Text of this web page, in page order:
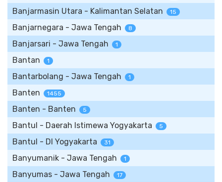
Banjarmasin Utara - Kalimantan Selatan 15
Banjarnegara - Jawa Tengah 8
Banjarsari - Jawa Tengah 1
Bantan 1
Bantarbolang - Jawa Tengah 1
Banten 1455
Banten - Banten 5
Bantul - Daerah Istimewa Yogyakarta 5
Bantul - DI Yogyakarta 31
Banyumanik - Jawa Tengah 1
Banyumas - Jawa Tengah 17